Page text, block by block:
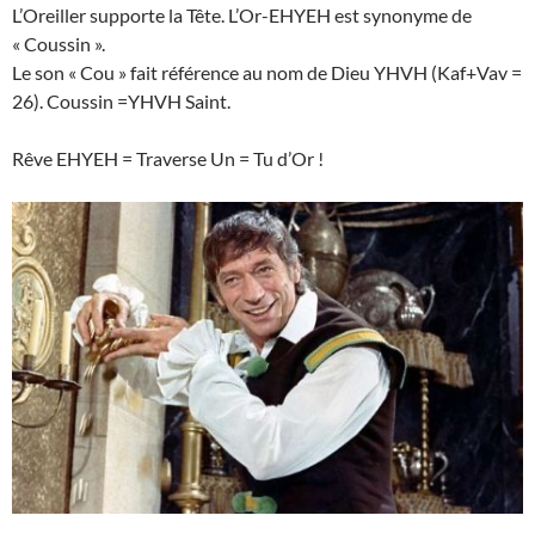
L’Oreiller supporte la Tête. L’Or-EHYEH est synonyme de
« Coussin ».
Le son « Cou » fait référence au nom de Dieu YHVH (Kaf+Vav =
26). Coussin =YHVH Saint.
Rêve EHYEH = Traverse Un = Tu d’Or !